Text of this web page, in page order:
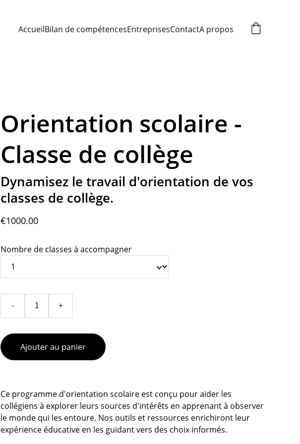
AccueilBilan de compétencesEntreprisesContactA propos
Orientation scolaire -
Classe de collège
Dynamisez le travail d'orientation de vos
classes de collège.
€1000.00
Nombre de classes à accompagner
- +
Ajouter au panier
Ce programme d'orientation scolaire est conçu pour aider les
collégiens à explorer leurs sources d'intérêts en apprenant à observer
le monde qui les entoure. Nos outils et ressources enrichiront leur
expérience éducative en les guidant vers des choix informés.